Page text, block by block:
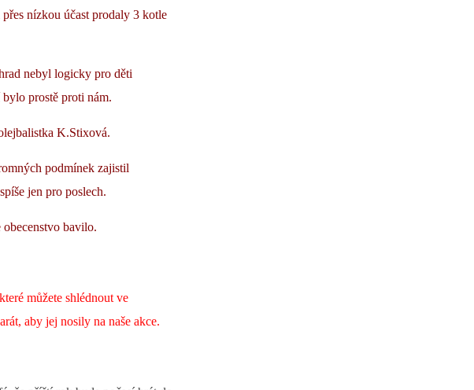
nízkou účast prodaly 3 kotle
nebyl logicky pro děti
prostě proti nám.
K.Stixová.
podmínek zajistil
jen pro poslech.
bavilo.
můžete shlédnout ve
aby jej nosily na naše akce.